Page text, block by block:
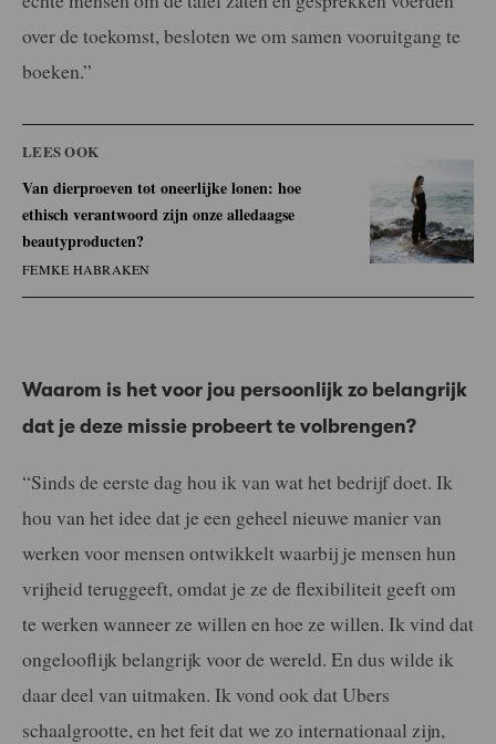
over de toekomst, besloten we om samen vooruitgang te
boeken.”
LEES OOK
Van dierproeven tot oneerlijke lonen: hoe
ethisch verantwoord zijn onze alledaagse
beautyproducten?
FEMKE HABRAKEN
Waarom is het voor jou persoonlijk zo belangrijk
dat je deze missie probeert te volbrengen?
“Sinds de eerste dag hou ik van wat het bedrijf doet. Ik
hou van het idee dat je een geheel nieuwe manier van
werken voor mensen ontwikkelt waarbij je mensen hun
vrijheid teruggeeft, omdat je ze de flexibiliteit geeft om
te werken wanneer ze willen en hoe ze willen. Ik vind dat
ongelooflijk belangrijk voor de wereld. En dus wilde ik
daar deel van uitmaken. Ik vond ook dat Ubers
schaalgrootte, en het feit dat we zo internationaal zijn,